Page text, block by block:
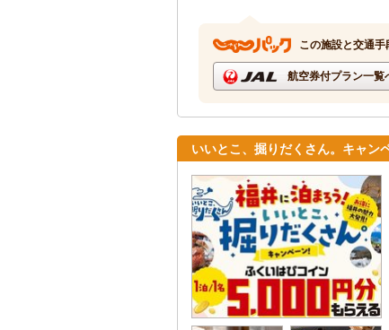
この施設と交通
航空券付プラン一覧
いいとこ、掘りだくさん。キャ